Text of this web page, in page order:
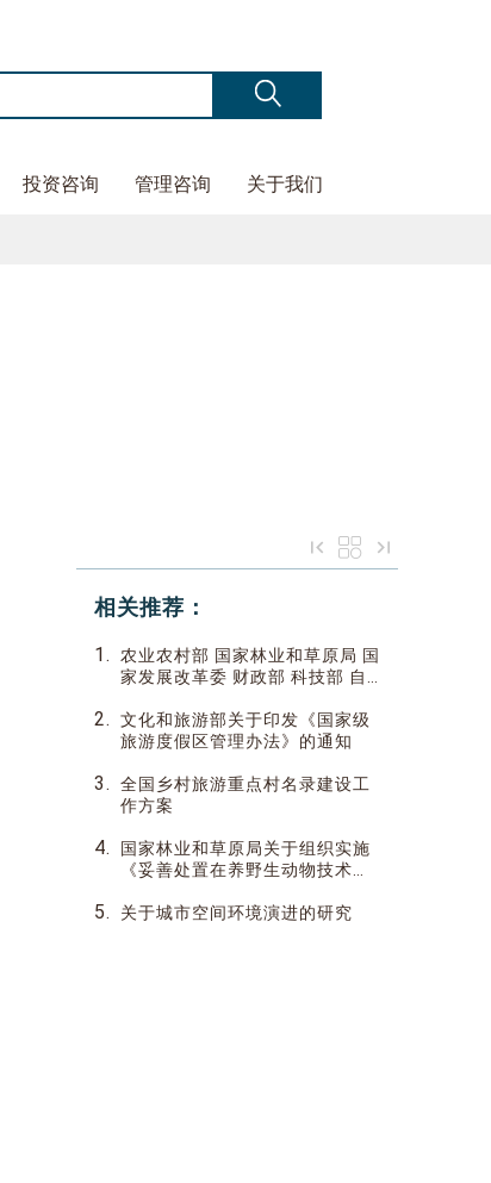
投资咨询 管理咨询 关于我们
相关推荐：
1.
农业农村部 国家林业和草原局 国
家发展改革委 财政部 科技部 自
四批“中国特色农产品优势区” 申
报认定工作的通知
2.
文化和旅游部关于印发《国家级
旅游度假区管理办法》的通知
3.
全国乡村旅游重点村名录建设工
作方案
4.
国家林业和草原局关于组织实施
《妥善处置在养野生动物技术指
5. 关于城市空间环境演进的研究